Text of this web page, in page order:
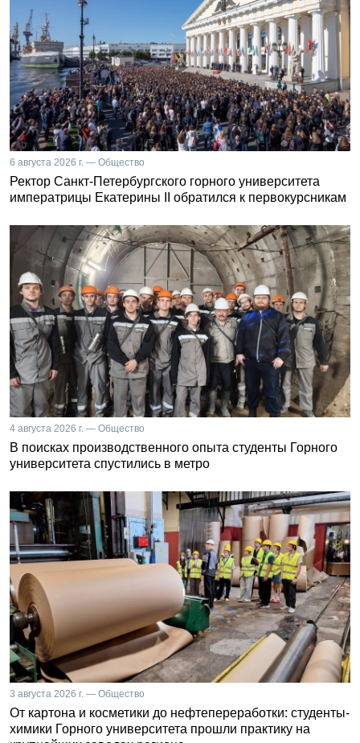
6 августа 2026 г. — Общество
Ректор Санкт-Петербургского горного университета
императрицы Екатерины II обратился к первокурсникам
4 августа 2026 г. — Общество
В поисках производственного опыта студенты Горного
университета спустились в метро
3 августа 2026 г. — Общество
От картона и косметики до нефтепереработки: студенты-
химики Горного университета прошли практику на